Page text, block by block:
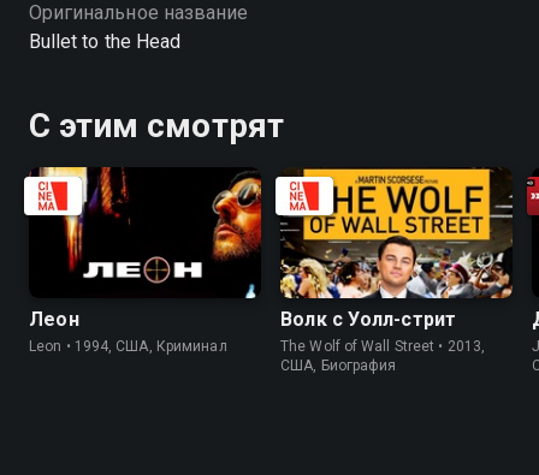
Оригинальное название
Bullet to the Head
С этим смотрят
Леон
Leon • 1994, США, Криминал
Волк с Уолл-стрит
The Wolf of Wall Street • 2013,
США, Биография